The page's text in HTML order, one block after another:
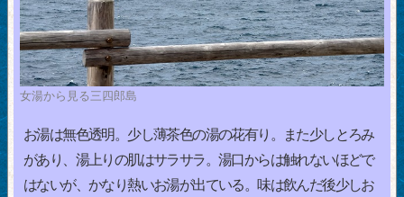
女湯から見る三四郎島
お湯は無色透明。少し薄茶色の湯の花有り。また少しとろみ
があり、湯上りの肌はサラサラ。湯口からは触れないほどで
はないが、かなり熱いお湯が出ている。味は飲んだ後少しお